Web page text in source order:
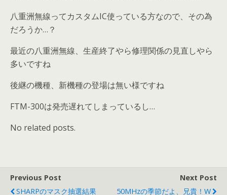
八重洲無線ってカスタムIC使っている方なので、その為
だろうか…？
最近の八重洲無線、生産終了やら修理関係の見直しやら
多いですね
後継の機種、新機種の登場は無い様ですね
FTM-300は発売遅れてしまっているし…
No related posts.
Previous Post
SHARPのマスク抽選結果
Next Post
50MHzの季節だよ、兄貴！w